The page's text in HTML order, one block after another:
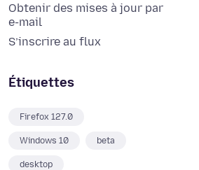
Obtenir des mises à jour par
e-mail
S’inscrire au flux
Étiquettes
Firefox 127.0
Windows 10 beta
desktop